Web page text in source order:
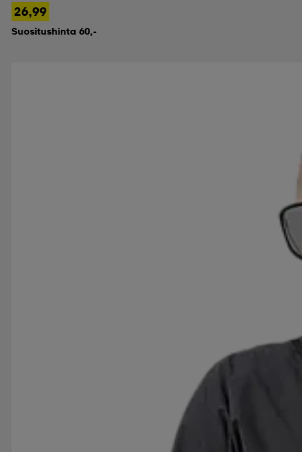
26,99
Suositushinta 60,-